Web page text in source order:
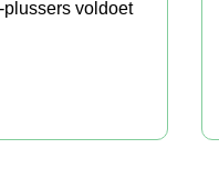
voldoet